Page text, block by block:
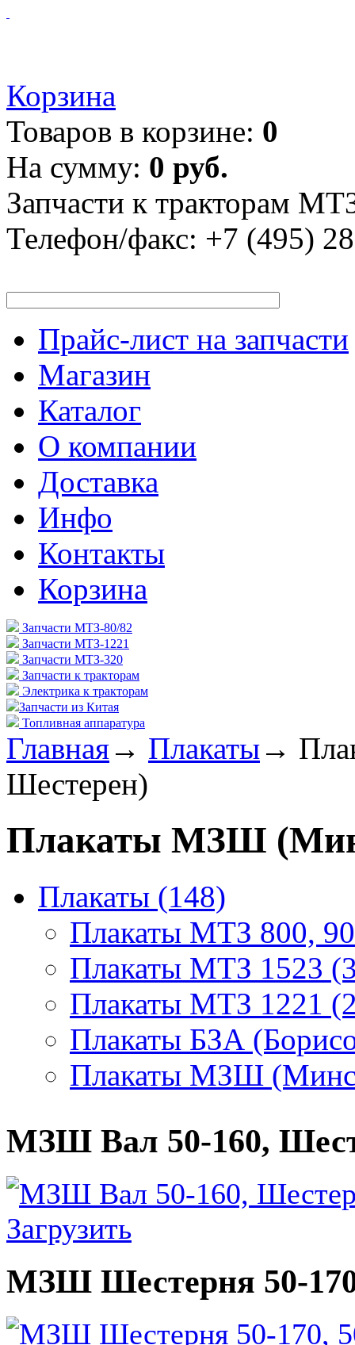
Корзина
Товаров в корзине: 0
На сумму: 0 руб.
Запчасти к тракторам
Телефон/факс: +7 (495)
Прайс-лист на запчасти
Магазин
Каталог
О компании
Доставка
Инфо
Контакты
Корзина
Запчасти МТЗ-80/82
Запчасти МТЗ-1221
Запчасти МТЗ-320
Запчасти к тракторам
Электрика к тракторам
Запчасти из Китая
Топливная аппаратура
Главная→ Плакаты→
Шестерен)
Плакаты МЗШ
Плакаты (148)
Плакаты МТЗ 800,
Плакаты МТЗ 1523
Плакаты МТЗ 1221
Плакаты БЗА
Плакаты МЗШ
МЗШ Вал 50-160,
Загрузить
МЗШ Шестерня 50-